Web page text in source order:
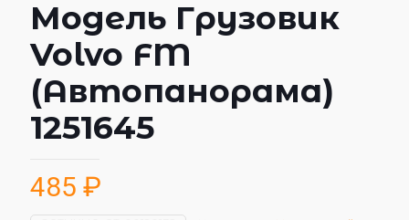
Модель Грузовик
Volvo FM
(Автопанорама)
1251645
485 ₽